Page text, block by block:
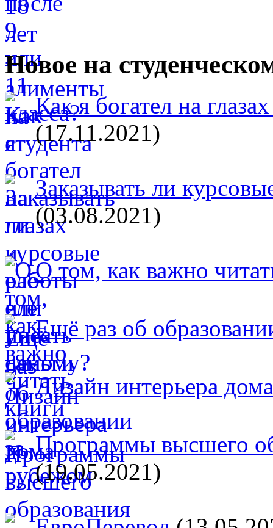
Новое на
Как я богател на
(17.11.2021)
Заказывать ли
(03.08.2021)
О том, как важно
Ещё раз об
Дизайн интерьера дома
Программы высшего
(19.05.2021)